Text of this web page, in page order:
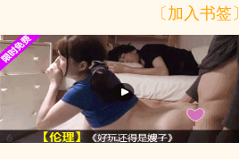
〔加入书签〕